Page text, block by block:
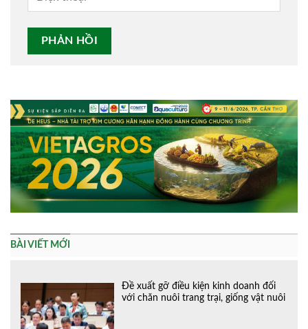
BÀI VIẾT MỚI
Đề xuất gỡ điều kiện kinh doanh đối
với chăn nuôi trang trại, giống vật nuôi